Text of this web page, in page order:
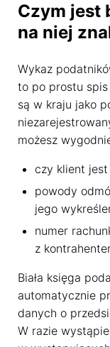
Czym jest
na niej
Wykaz
to po prostu
są w kraju jako
możesz
czy klient
powody
jego
numer
z
Biała księga
automatycznie
danych o
W razie